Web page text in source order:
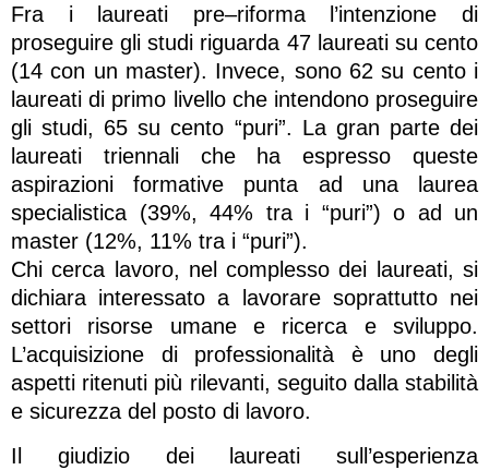
Fra i laureati pre–riforma l’intenzione di
proseguire gli studi riguarda 47 laureati su cento
(14 con un master). Invece, sono 62 su cento i
laureati di primo livello che intendono proseguire
gli studi, 65 su cento “puri”. La gran parte dei
laureati triennali che ha espresso queste
aspirazioni formative punta ad una laurea
specialistica (39%, 44% tra i “puri”) o ad un
master (12%, 11% tra i “puri”).
Chi cerca lavoro, nel complesso dei laureati, si
dichiara interessato a lavorare soprattutto nei
settori risorse umane e ricerca e sviluppo.
L’acquisizione di professionalità è uno degli
aspetti ritenuti più rilevanti, seguito dalla stabilità
e sicurezza del posto di lavoro.
Il giudizio dei laureati sull’esperienza